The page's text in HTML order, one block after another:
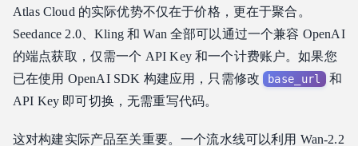
Atlas Cloud 的实际优势不仅在于价格，更在于聚合。
Seedance 2.0、Kling 和 Wan 全部可以通过一个兼容 OpenAI
的端点获取，仅需一个 API Key 和一个计费账户。如果您
已在使用 OpenAI SDK 构建应用，只需修改 base_url 和
API Key 即可切换，无需重写代码。
这对构建实际产品至关重要。一个流水线可以利用 Wan-2.2